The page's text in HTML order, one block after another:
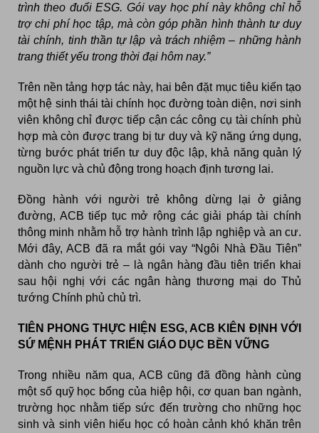
trình theo đuổi ESG. Gói vay học phí này không chỉ hỗ
trợ chi phí học tập, mà còn góp phần hình thành tư duy
tài chính, tinh thần tự lập và trách nhiệm – những hành
trang thiết yếu trong thời đại hôm nay.”
Trên nền tảng hợp tác này, hai bên đặt mục tiêu kiến tạo
một hệ sinh thái tài chính học đường toàn diện, nơi sinh
viên không chỉ được tiếp cận các công cụ tài chính phù
hợp mà còn được trang bị tư duy và kỹ năng ứng dụng,
từng bước phát triển tư duy độc lập, khả năng quản lý
nguồn lực và chủ động trong hoạch định tương lai.
Đồng hành với người trẻ không dừng lại ở giảng
đường, ACB tiếp tục mở rộng các giải pháp tài chính
thông minh nhằm hỗ trợ hành trình lập nghiệp và an cư.
Mới đây, ACB đã ra mắt gói vay “Ngôi Nhà Đầu Tiên”
dành cho người trẻ – là ngân hàng đầu tiên triển khai
sau hội nghị với các ngân hàng thương mại do Thủ
tướng Chính phủ chủ trì.
TIÊN PHONG THỰC HIỆN ESG, ACB KIÊN ĐỊNH VỚI
SỨ MỆNH PHÁT TRIỂN GIÁO DỤC BỀN VỮNG
Trong nhiều năm qua, ACB cũng đã đồng hành cùng
một số quỹ học bổng của hiệp hội, cơ quan ban ngành,
trường học nhằm tiếp sức đến trường cho những học
sinh và sinh viên hiếu học có hoàn cảnh khó khăn trên